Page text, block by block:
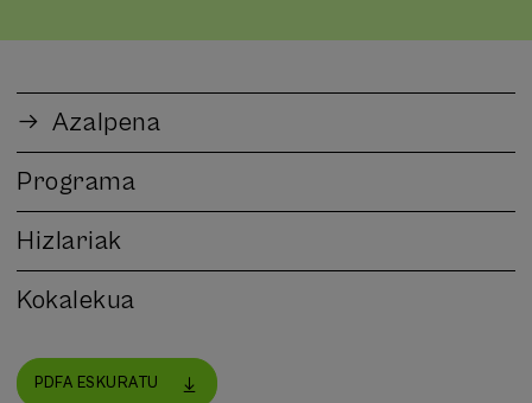
Azalpena
Programa
Hizlariak
Kokalekua
PDFA ESKURATU